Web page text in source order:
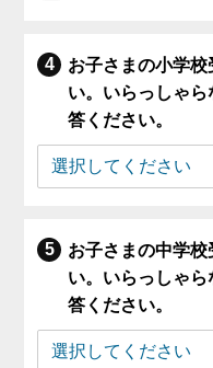
お子さまの小学
い。いらっしゃ
答ください。
お子さまの中学
い。いらっしゃ
答ください。